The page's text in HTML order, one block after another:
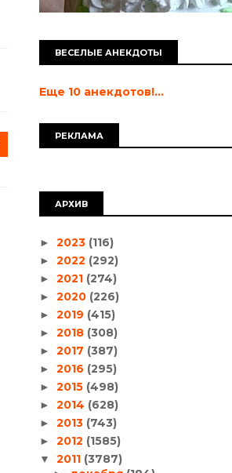
ВЕСЕЛЫЕ АНЕКДОТЫ
Еще 10 анекдотов!...
РЕКЛАМА
АРХИВ
► 2023 (116)
► 2022 (292)
► 2021 (274)
► 2020 (226)
► 2019 (415)
► 2018 (308)
► 2017 (387)
► 2016 (295)
► 2015 (498)
► 2014 (628)
► 2013 (743)
► 2012 (1585)
▼ 2011 (3787)